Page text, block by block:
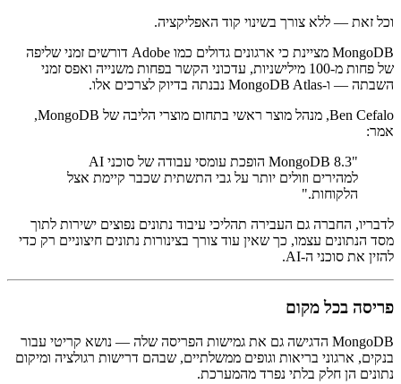
וכל זאת — ללא צורך בשינוי קוד האפליקציה.
MongoDB מציינת כי ארגונים גדולים כמו Adobe דורשים זמני שליפה
של פחות מ-100 מילישניות, עדכוני הקשר בפחות משנייה ואפס זמני
השבתה — ו-MongoDB Atlas נבנתה בדיוק לצרכים אלו.
Ben Cefalo, מנהל מוצר ראשי בתחום מוצרי הליבה של MongoDB,
אמר:
"MongoDB 8.3 הופכת עומסי עבודה של סוכני AI
למהירים וזולים יותר על גבי התשתית שכבר קיימת אצל
הלקוחות."
לדבריו, החברה גם העבירה תהליכי עיבוד נתונים נפוצים ישירות לתוך
מסד הנתונים עצמו, כך שאין עוד צורך בצינורות נתונים חיצוניים רק כדי
להזין את סוכני ה-AI.
פריסה בכל מקום
MongoDB הדגישה גם את גמישות הפריסה שלה — נושא קריטי עבור
בנקים, ארגוני בריאות וגופים ממשלתיים, שבהם דרישות רגולציה ומיקום
נתונים הן חלק בלתי נפרד מהמערכת.